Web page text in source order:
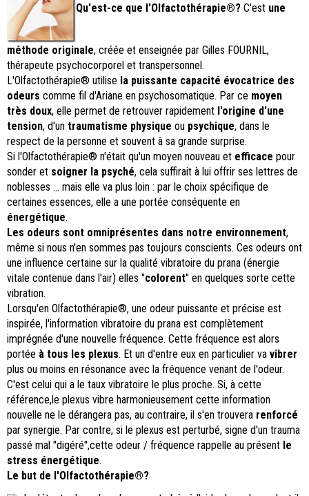
Qu'est-ce que l'Olfactothérapie®? C'est une
méthode originale, créée et enseignée par Gilles FOURNIL,
thérapeute psychocorporel et transpersonnel.
L'Olfactothérapie® utilise la puissante capacité évocatrice des
odeurs comme fil d'Ariane en psychosomatique. Par ce moyen
très doux, elle permet de retrouver rapidement l'origine d'une
tension, d'un traumatisme physique ou psychique, dans le
respect de la personne et souvent à sa grande surprise.
Si l'Olfactothérapie® n'était qu'un moyen nouveau et efficace pour
sonder et soigner la psyché, cela suffirait à lui offrir ses lettres de
noblesses ... mais elle va plus loin : par le choix spécifique de
certaines essences, elle a une portée conséquente en
énergétique.
Les odeurs sont omniprésentes dans notre environnement,
même si nous n'en sommes pas toujours conscients. Ces odeurs ont
une influence certaine sur la qualité vibratoire du prana (énergie
vitale contenue dans l'air) elles "colorent" en quelques sorte cette
vibration.
Lorsqu'en Olfactothérapie®, une odeur puissante et précise est
inspirée, l'information vibratoire du prana est complètement
imprégnée d'une nouvelle fréquence. Cette fréquence est alors
portée à tous les plexus. Et un d'entre eux en particulier va vibrer
plus ou moins en résonance avec la fréquence venant de l'odeur.
C'est celui qui a le taux vibratoire le plus proche. Si, à cette
référence,le plexus vibre harmonieusement cette information
nouvelle ne le dérangera pas, au contraire, il s'en trouvera renforcé
par synergie. Par contre, si le plexus est perturbé, signe d'un trauma
passé mal "digéré",cette odeur / fréquence rappelle au présent le
stress énergétique.
Le but de l'Olfactothérapie®?